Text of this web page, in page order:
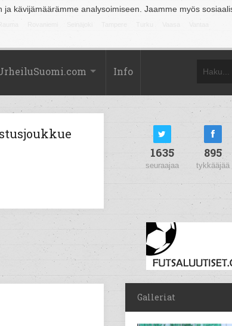
kävijämäärämme analysoimiseen. Jaamme myös
Info
1635
seuraajaa
895
tykkääjää
Galleriat